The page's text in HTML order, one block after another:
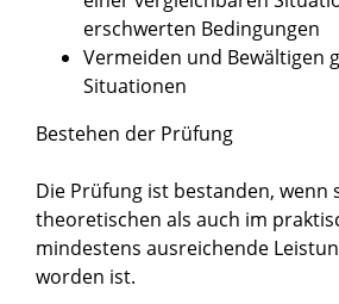
erschwerten Bedingungen
Vermeiden und Bewältigen
Situationen
Bestehen der Prüfung
Die Prüfung ist bestanden, wenn
theoretischen als auch im
mindestens ausreichende
worden ist.